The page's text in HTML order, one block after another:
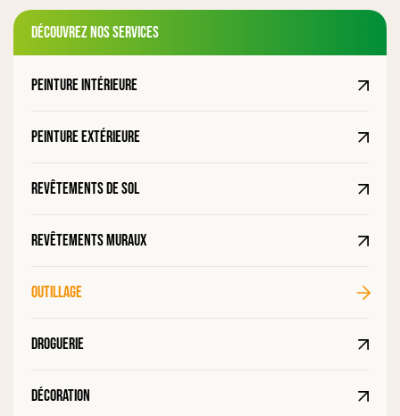
Découvrez nos services
Peinture intérieure
Peinture extérieure
Revêtements de sol
Revêtements muraux
Outillage
Droguerie
Décoration